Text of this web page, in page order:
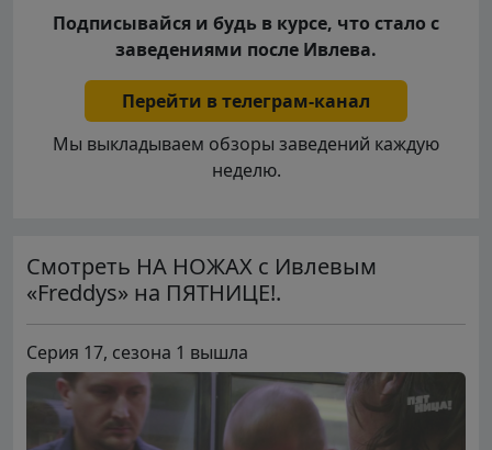
Подписывайся и будь в курсе, что стало с
заведениями после Ивлева.
Перейти в телеграм-канал
Мы выкладываем обзоры заведений каждую
неделю.
Смотреть НА НОЖАХ с Ивлевым
«Freddys» на ПЯТНИЦЕ!.
Серия 17, сезона 1 вышла